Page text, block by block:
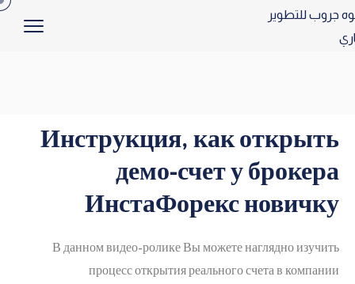
Инструкция, как открыть
демо-счет у брокера
ИнстаФорекс новичку
В данном видео-ролике Вы можете наглядно изучить
процесс открытия реального счета в компании